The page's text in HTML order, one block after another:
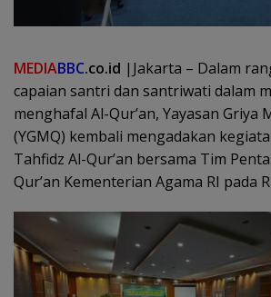
MEDIABBC.co.id |Jakarta – Dalam
capaian santri dan santriwati dalam
menghafal Al-Qur’an, Yayasan Griya
(YGMQ) kembali mengadakan
Tahfidz Al-Qur’an bersama Tim
Qur’an Kementerian Agama RI pada